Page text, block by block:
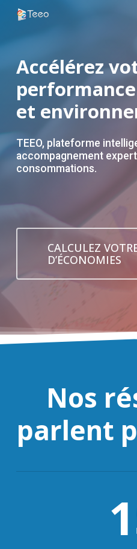
Skip
Accélérez
et
TEEO, plateforme
accompagnement
consommations.
CALCULEZ
D’ÉCONOMIES
Nos
parlent